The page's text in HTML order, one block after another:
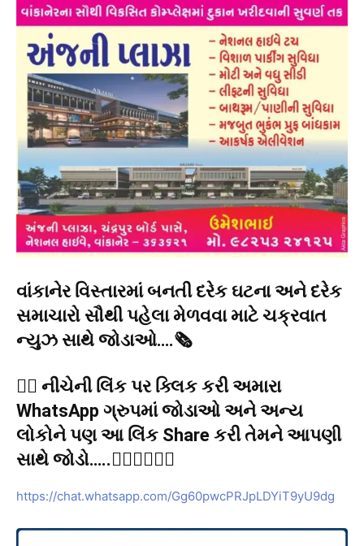
વાંકાનેર વિસ્તારમાં બનતી દરેક ઘટના અને દરેક
સમાચારો સૌથી પહેલા મેળવવા માટે ચક્રવાત
ન્યુઝ સાથે જોડાઓ….🗞️
👉🏻 નીચેની લિંક પર ક્લિક કરી અમારા
WhatsApp ગ્રુપમાં જોડાઓ અને અન્ય
લોકોને પણ આ લિંક Share કરી તેમને આપણી
સાથે જોડો…..👇🏻👇🏻👇🏻
https://chat.whatsapp.com/Gg60pwcPRJpLDYiT9yU9dg